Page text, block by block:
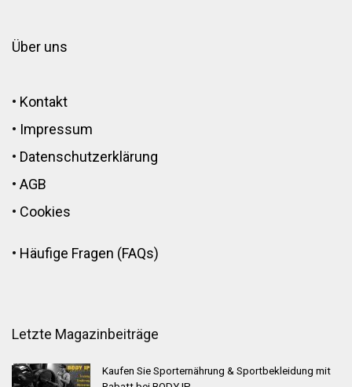
Über uns
• Kontakt
• Impressum
• Datenschutzerklärung
• AGB
• Cookies
• Häufige Fragen (FAQs)
Letzte Magazinbeiträge
Kaufen Sie Sporternährung & Sportbekleidung mit